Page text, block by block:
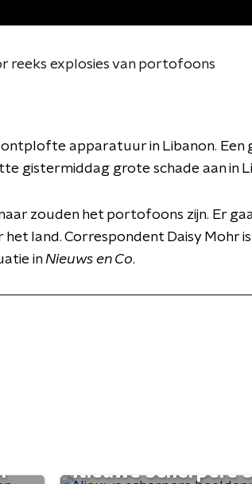
reeks explosies van portofoons
ontplofte apparatuur in Libanon. Een
gistermiddag grote schade aan in
zouden het portofoons zijn. Er
land. Correspondent Daisy Mohr is
inNieuws en Co.
Nieuwe scherpere